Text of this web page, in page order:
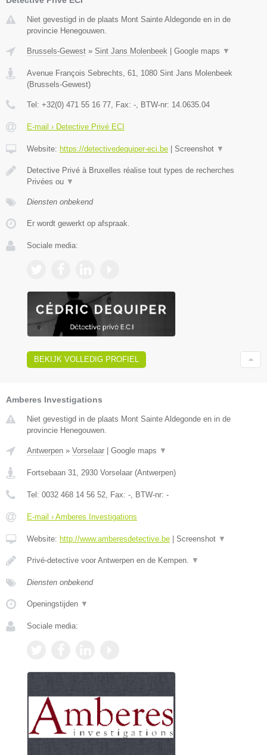
Niet gevestigd in de plaats Mont Sainte Aldegonde en in de
provincie Henegouwen.
Brussels-Gewest » Sint Jans Molenbeek Google maps ▼
Avenue François Sebrechts, 61 1080 Sint Jans Molenbeek
(Brussels-Gewest)
Tel: +32(0) 471 55 16 77 , Fax: - , BTW-nr: 14.0635.04
E-mail › Detective Privé ECI
Website: https://detectivedequiper-eci.be Screenshot ▼
Detective Privé à Bruxelles réalise tout types de recherches
Privées ou ▼
Diensten onbekend
Er wordt gewerkt op afspraak.
Sociale media:
BEKIJK VOLLEDIG PROFIEL
Amberes Investigations
Niet gevestigd in de plaats Mont Sainte Aldegonde en in de
provincie Henegouwen.
Antwerpen » Vorselaar Google maps ▼
Fortsebaan 31, 2930 Vorselaar (Antwerpen)
Tel: 0032 468 14 56 52, Fax: -, BTW-nr: -
E-mail › Amberes Investigations
Website: http://www.amberesdetective.be Screenshot ▼
Privé-detective voor Antwerpen en de Kempen. ▼
Diensten onbekend
Openingstijden ▼
Sociale media: